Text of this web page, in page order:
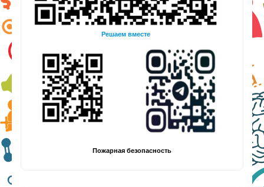
Решаем вместе
Пожарная безопасность